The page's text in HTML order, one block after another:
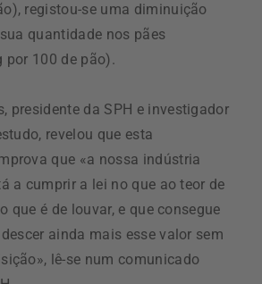
registou-se uma diminuição
quantidade nos pães
por 100 de pão).
presidente da SPH e investigador
revelou que esta
que «a nossa indústria
a cumprir a lei no que ao teor de
que é de louvar, e que consegue
ainda mais esse valor sem
lê-se num comunicado